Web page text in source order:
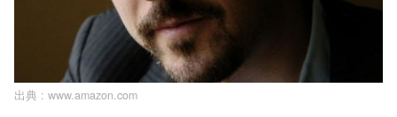
出典 : www.amazon.com